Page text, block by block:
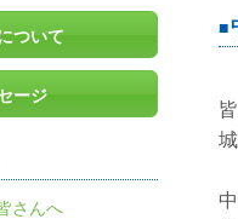
ついて
ージ
さんへ